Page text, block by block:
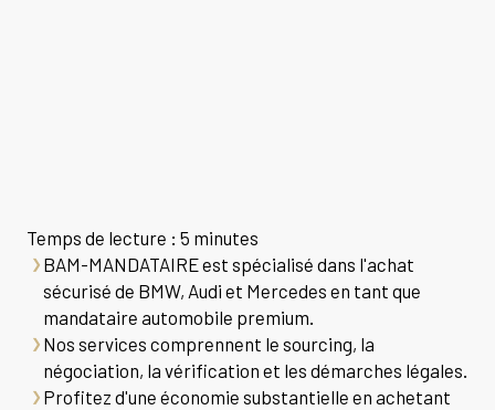
Temps de lecture : 5 minutes
BAM-MANDATAIRE est spécialisé dans l'achat
sécurisé de BMW, Audi et Mercedes en tant que
mandataire automobile premium.
Nos services comprennent le sourcing, la
négociation, la vérification et les démarches légales.
Profitez d'une économie substantielle en achetant